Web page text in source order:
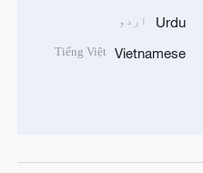
Urdu اردو
Vietnamese
Tiếng Việt